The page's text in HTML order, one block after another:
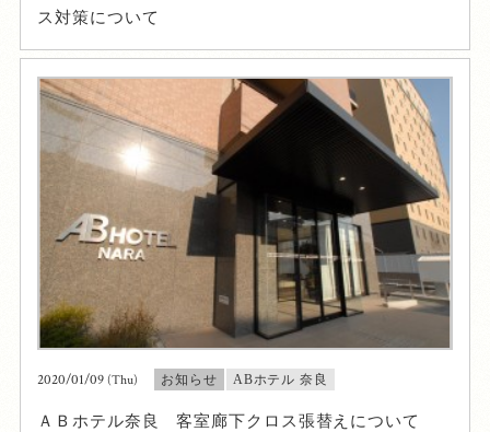
ス対策について
2020/01/09(Thu) お知らせ ABホテル 奈良
ＡＢホテル奈良 客室廊下クロス張替えについて